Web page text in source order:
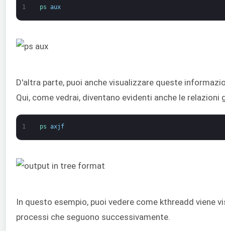
1 ps aux
D'altra parte, puoi anche visualizzare queste
Qui, come vedrai, diventano evidenti anche le relazioni
1 ps axjf
In questo esempio, puoi vedere come kthreadd viene
processi che seguono successivamente.